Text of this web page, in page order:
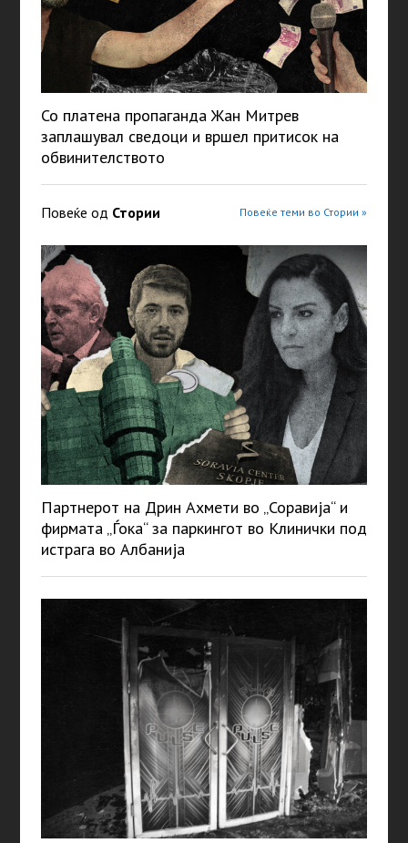
Со платена пропаганда Жан Митрев
заплашувал сведоци и вршел притисок на
обвинителството
Повеќе од Стории Повеќе теми во Стории »
Партнерот на Дрин Ахмети во „Соравија“ и
фирмата „Ѓока“ за паркингот во Клинички под
истрага во Албанија